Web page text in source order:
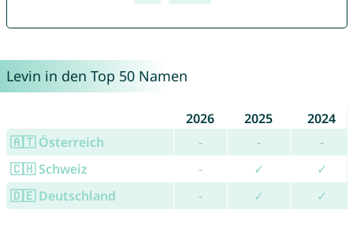
Levin in den Top 50 Namen
2026 2025
2024
🇦🇹 Österreich
- -
-
🇨🇭 Schweiz
- ✓
✓
🇩🇪 Deutschland
- ✓ ✓